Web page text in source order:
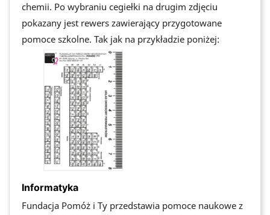
chemii. Po wybraniu cegiełki na drugim zdjęciu
pokazany jest rewers zawierający przygotowane
pomoce szkolne. Tak jak na przykładzie poniżej:
Informatyka
Fundacja Pomóż i Ty przedstawia pomoce naukowe z